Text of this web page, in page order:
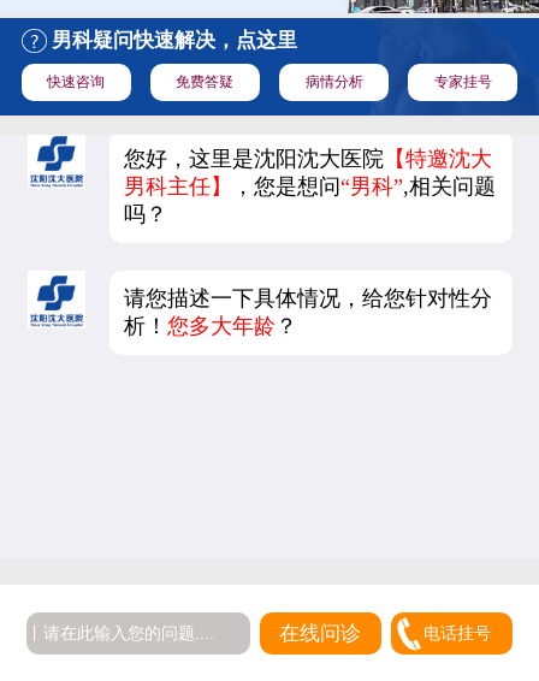
男科疑问快速解决，点这里
快速咨询 免费答疑 病情分析 专家挂号
您好，这里是沈阳沈大医院 【特邀沈大
男科主任】
，您是想问“男科”,相关问题
吗？
请您描述一下具体情况，给您针对性分
析！您多大年龄 ？
在线问诊 电话挂号